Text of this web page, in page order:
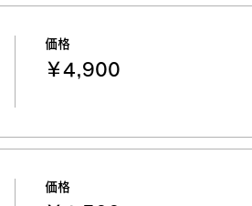
価格
￥4,900
価格